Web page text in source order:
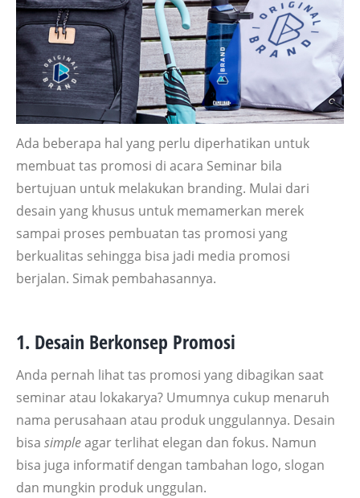
Ada beberapa hal yang perlu diperhatikan untuk
membuat tas promosi di acara Seminar bila
bertujuan untuk melakukan branding. Mulai dari
desain yang khusus untuk memamerkan merek
sampai proses pembuatan tas promosi yang
berkualitas sehingga bisa jadi media promosi
berjalan. Simak pembahasannya.
1. Desain Berkonsep Promosi
Anda pernah lihat tas promosi yang dibagikan saat
seminar atau lokakarya? Umumnya cukup menaruh
nama perusahaan atau produk unggulannya. Desain
bisa simpleagar terlihat elegan dan fokus. Namun
bisa juga informatif dengan tambahan logo, slogan
dan mungkin produk unggulan.